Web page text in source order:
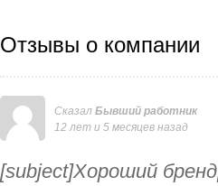
Отзывы о компании
Сказал Бывший работник
12 лет и 5 месяцев назад
[subject]Хороший